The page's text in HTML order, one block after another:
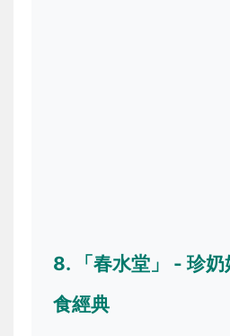
8. 「春水堂」 - 珍
食經典